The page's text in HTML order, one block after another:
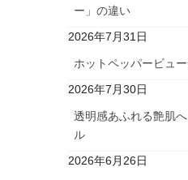
ー」の違い
2026年7月31日
ホットペッパービュ
2026年7月30日
透明感あふれる艶肌
ル
2026年6月26日